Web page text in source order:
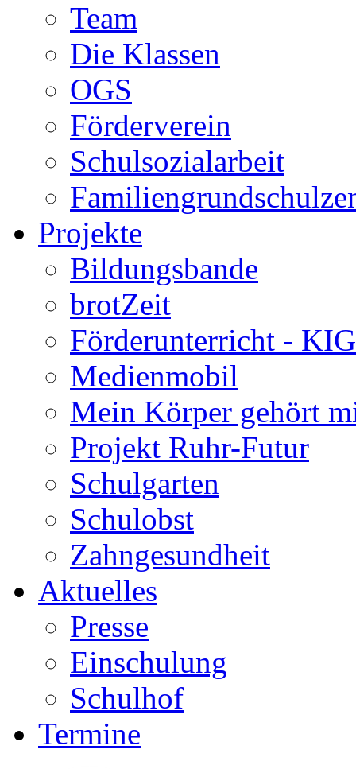
Team
Die Klassen
OGS
Förderverein
Schulsozialarbeit
Projekte
Bildungsbande
brotZeit
Förderunterricht -
Medienmobil
Mein Körper gehört
Projekt Ruhr-Futur
Schulgarten
Schulobst
Zahngesundheit
Aktuelles
Presse
Einschulung
Schulhof
Termine